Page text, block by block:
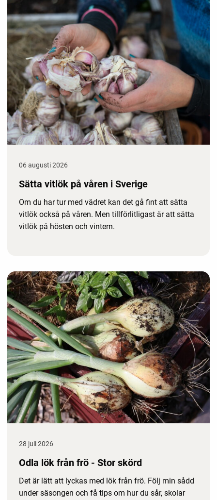
06 augusti 2026
Sätta vitlök på våren i Sverige
Om du har tur med vädret kan det gå fint att sätta
vitlök också på våren. Men tillförlitligast är att sätta
vitlök på hösten och vintern.
28 juli 2026
Odla lök från frö - Stor skörd
Det är lätt att lyckas med lök från frö. Följ min sådd
under säsongen och få tips om hur du sår, skolar